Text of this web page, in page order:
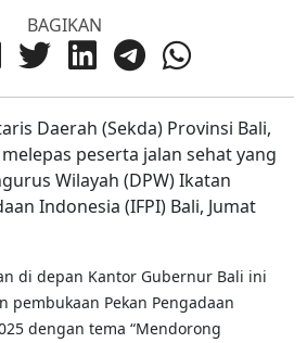
BAGIKAN
Daerah (Sekda) Provinsi Bali,
peserta jalan sehat yang
Wilayah (DPW) Ikatan
Indonesia (IFPI) Bali, Jumat
di depan Kantor Gubernur Bali ini
pembukaan Pekan Pengadaan
dengan tema “Mendorong